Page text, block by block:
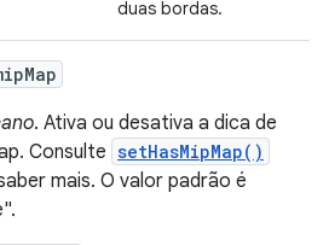
duas bordas.
. Ativa ou desativa a dica de
Consulte setHasMipMap()
mais. O valor padrão é